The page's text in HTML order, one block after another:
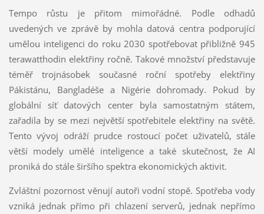
Tempo růstu je přitom mimořádné. Podle odhadů
uvedených ve zprávě by mohla datová centra podporující
umělou inteligenci do roku 2030 spotřebovat přibližně 945
terawatthodin elektřiny ročně. Takové množství představuje
téměř trojnásobek současné roční spotřeby elektřiny
Pákistánu, Bangladéše a Nigérie dohromady. Pokud by
globální síť datových center byla samostatným státem,
zařadila by se mezi největší spotřebitele elektřiny na světě.
Tento vývoj odráží prudce rostoucí počet uživatelů, stále
větší modely umělé inteligence a také skutečnost, že AI
proniká do stále širšího spektra ekonomických aktivit.
Zvláštní pozornost věnují autoři vodní stopě. Spotřeba vody
vzniká jednak přímo při chlazení serverů, jednak nepřímo